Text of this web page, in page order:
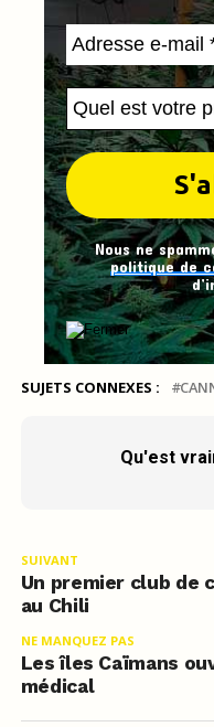
Nous ne
politique de
SUJETS CONNEXES :
Qu'est
SUIVANT
Un premier club de
au Chili
NE MANQUEZ PAS
Les îles Caïmans
médical